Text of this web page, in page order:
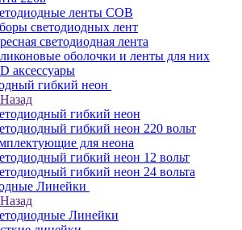
ленты COB
светодиодных лент
светодиодная лента
оболочки и ленты для них
аксессуары
гибкий неон
Назад
гибкий неон
гибкий неон 220 вольт
для неона
гибкий неон 12 вольт
гибкий неон 24 вольта
Линейки
Назад
Линейки